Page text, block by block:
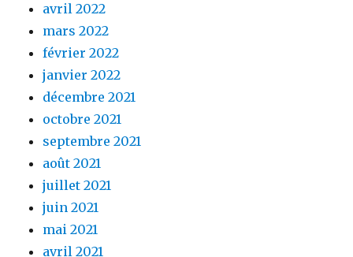
avril 2022
mars 2022
février 2022
janvier 2022
décembre 2021
octobre 2021
septembre 2021
août 2021
juillet 2021
juin 2021
mai 2021
avril 2021